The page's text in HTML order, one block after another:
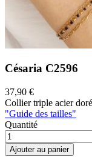
Césaria C2596
37,90 €
Collier triple acier
"Guide des tailles"
Quantité
Ajouter au panier